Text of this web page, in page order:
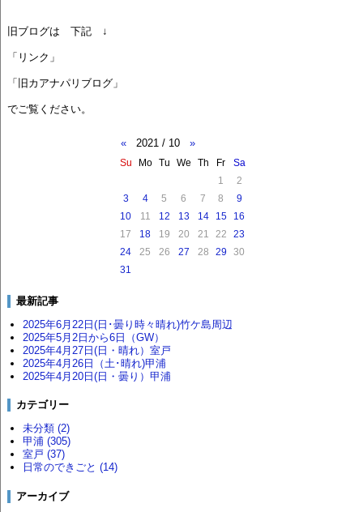
旧ブログは 下記 ↓
「リンク」
「旧カアナパリブログ」
でご覧ください。
« 2021 / 10 »
Su Mo Tu We Th Fr
Sa
1
2
3
4 5 6 7 8
9
10
11 12 13 14 15
16
17
18 19 20 21 22
23
24
25 26 27 28 29
30
31
最新記事
2025年6月22日(日･曇り時々晴れ)竹ケ島周辺
2025年5月2日から6日（GW）
2025年4月27日(日・晴れ）室戸
2025年4月26日（土･晴れ)甲浦
2025年4月20日(日・曇り）甲浦
カテゴリー
未分類 (2)
甲浦 (305)
室戸 (37)
日常のできごと (14)
アーカイブ